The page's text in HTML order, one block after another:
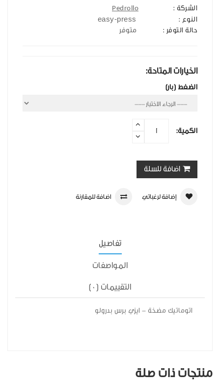
الشركة :
Pedrollo
النوع :
حالة التوفر : متوفر
الخيارات المتاحة:
الضغط (بار)
الكمية:
اضافة للسلة
إضافة لرغباتي اضافة للمقارنة
تفاصيل
المواصفات
التقييمات (0)
اتوماتيك مضخة - ايزي برس بدرولو
منتجات ذات صلة